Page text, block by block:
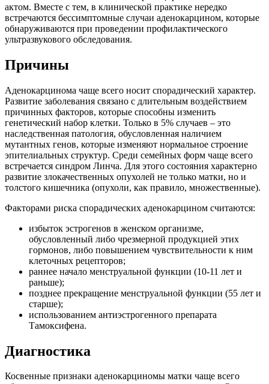
актом. Вместе с тем, в клинической практике нередко
встречаются бессимптомные случаи аденокарцином, которые
обнаруживаются при проведении профилактического
ультразвукового обследования.
Причины
Аденокарцинома чаще всего носит спорадический характер.
Развитие заболевания связано с длительным воздействием
причинных факторов, которые способны изменить
генетический набор клетки. Только в 5% случаев – это
наследственная патология, обусловленная наличием
мутантных генов, которые изменяют нормальное строение
эпителиальных структур. Среди семейных форм чаще всего
встречается синдром Линча. Для этого состояния характерно
развитие злокачественных опухолей не только матки, но и
толстого кишечника (опухоли, как правило, множественные).
Факторами риска спорадических аденокарцином считаются:
избыток эстрогенов в женском организме,
обусловленный либо чрезмерной продукцией этих
гормонов, либо повышением чувствительности к ним
клеточных рецепторов;
раннее начало менструальной функции (10-11 лет и
раньше);
позднее прекращение менструальной функции (55 лет и
старше);
использованием антиэстрогенного препарата
Тамоксифена.
Диагностика
Косвенные признаки аденокарциномы матки чаще всего